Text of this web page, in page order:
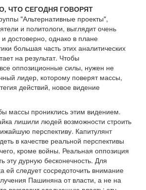
ЧТО СЕГОДНЯ ГОВОРЯТ
"Альтернативные проекты",
и политологи, выглядит очень
достоверно, однако в плане
большая часть этих аналитических
на результат. Чтобы
оппозиционные силы, нужен не
лидер, которому поверят массы,
действий, новое видение
массы прониклись этим видением.
лишили людей возможности строить
перспективу. Капитулянт
в качестве реальной перспективы
кроме войны. Реальная оппозиция
эту дурную бесконечность. Для
ей следует сосредоточить внимание
Пашиняна от власти, а не на